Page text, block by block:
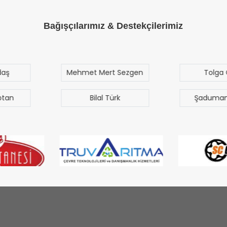
Bağışçılarımız & Destekçilerimiz
Sezgen Tolga Özak
Şaduman Akgün